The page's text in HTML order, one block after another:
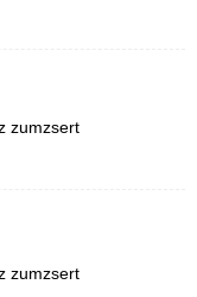
zumzsert
zumzsert